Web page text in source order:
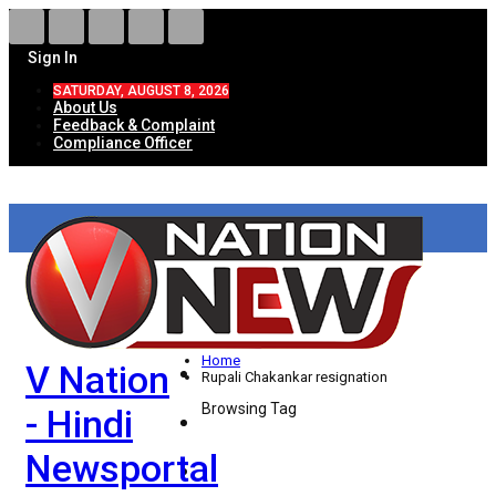
Sign In
SATURDAY, AUGUST 8, 2026
About Us
Feedback & Complaint
Compliance Officer
V Nation
- Hindi
Newsportal
HOME
ताज़ा खबरें
देश
विदेश
राज्य
Home
Rupali Chakankar resignation
Browsing Tag